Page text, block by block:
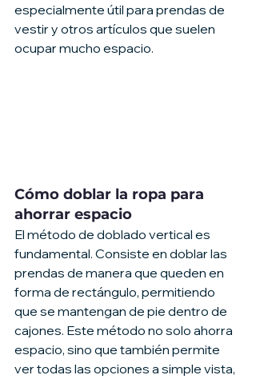
especialmente útil para prendas de
vestir y otros artículos que suelen
ocupar mucho espacio.
Cómo doblar la ropa para
ahorrar espacio
El método de doblado vertical es
fundamental. Consiste en doblar las
prendas de manera que queden en
forma de rectángulo, permitiendo
que se mantengan de pie dentro de
cajones. Este método no solo ahorra
espacio, sino que también permite
ver todas las opciones a simple vista,